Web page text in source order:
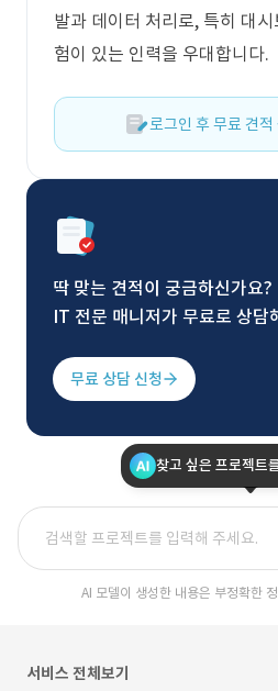
발과 데이터 처리로, 특히 대
험이 있는 인력을 우대합니다.
로그인 후 무료 견적
딱 맞는 견적이 궁금하신가요?
IT 전문 매니저가 무료로 상담
무료 상담 신청
찾고 싶은 프로젝트
AI 모델이 생성한 내용은 부정확한
서비스 전체보기